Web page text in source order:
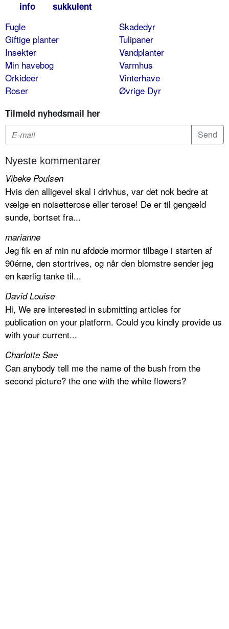
info sukkulent
Fugle
Giftige planter
Insekter
Min havebog
Orkideer
Roser
Skadedyr
Tulipaner
Vandplanter
Varmhus
Vinterhave
Øvrige Dyr
Tilmeld nyhedsmail her
Nyeste kommentarer
Vibeke Poulsen
Hvis den alligevel skal i drivhus, var det nok bedre at
vælge en noisetterose eller terose! De er til gengæld
sunde, bortset fra...
marianne
Jeg fik en af min nu afdøde mormor tilbage i starten af
90érne, den stortrives, og når den blomstre sender jeg
en kærlig tanke til...
David Louise
Hi, We are interested in submitting articles for
publication on your platform. Could you kindly provide us
with your current...
Charlotte Søe
Can anybody tell me the name of the bush from the
second picture? the one with the white flowers?